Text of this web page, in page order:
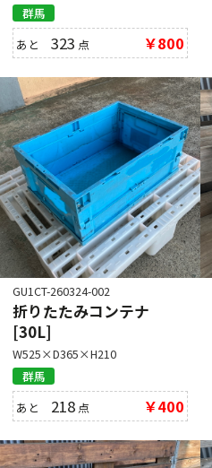
群馬
あと323 点 ￥800
GU1CT-260324-002
折りたたみコンテナ
[30L]
W525×D365×H210
群馬
あと 218 点 ￥400